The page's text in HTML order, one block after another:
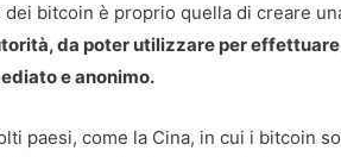
dei bitcoin è proprio quella di creare
da poter utilizzare per
e anonimo.
paesi, come la Cina, in cui i bitcoin